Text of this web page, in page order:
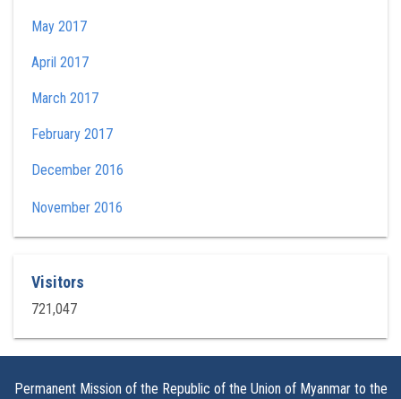
May 2017
April 2017
March 2017
February 2017
December 2016
November 2016
Visitors
721,047
Permanent Mission of the Republic of the Union of Myanmar to the